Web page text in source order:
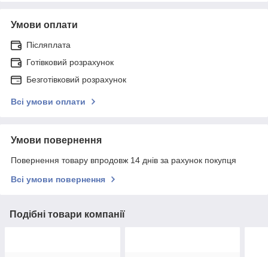
Умови оплати
Післяплата
Готівковий розрахунок
Безготівковий розрахунок
Всі умови оплати
Умови повернення
Повернення товару впродовж 14 днів за рахунок покупця
Всі умови повернення
Подібні товари компанії